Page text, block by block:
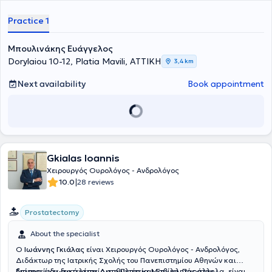
και στη χειρουργική "μονής οπής" (EAU Guidelines in Robotic and
Single Site Surgery).
Practice 1
Μπουλινάκης Ευάγγελος
Dorylaiou 10-12, Platia Mavili, ΑΤΤΙΚΗ
3,4 km
Next availability Book appointment
Gkialas Ioannis
Χειρουργός Ουρολόγος - Ανδρολόγος
10.0|28 reviews
Prostatectomy
About the specialist
Ο Ιωάννης Γκιάλας είναι Χειρουργός Ουρολόγος - Ανδρολόγος,
Διδάκτωρ της Ιατρικής Σχολής του Πανεπιστημίου Αθηνών και